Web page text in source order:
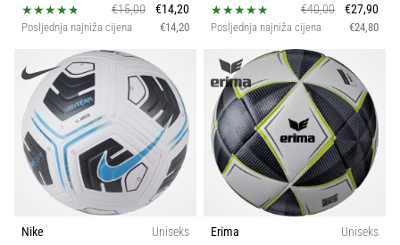
€15,00
€14,20
Posljednja najniža cijena €14,20
€40,00
€27,90
Posljednja najniža cijena €24,80
Nike
Uniseks
Erima
Uniseks